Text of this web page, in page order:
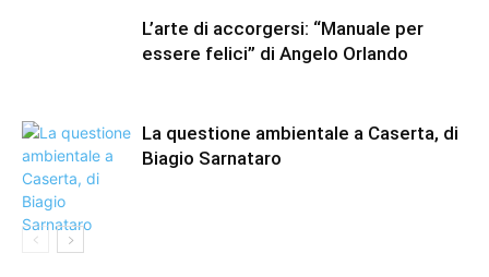
L’arte di accorgersi: “Manuale per
essere felici” di Angelo Orlando
La questione ambientale a Caserta, di
Biagio Sarnataro